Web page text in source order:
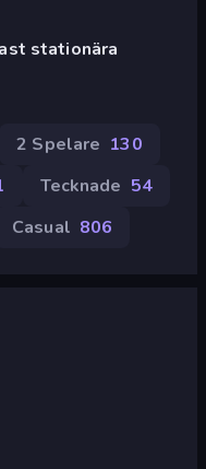
stationära
2 Spelare 130
Tecknade 54
Casual 806